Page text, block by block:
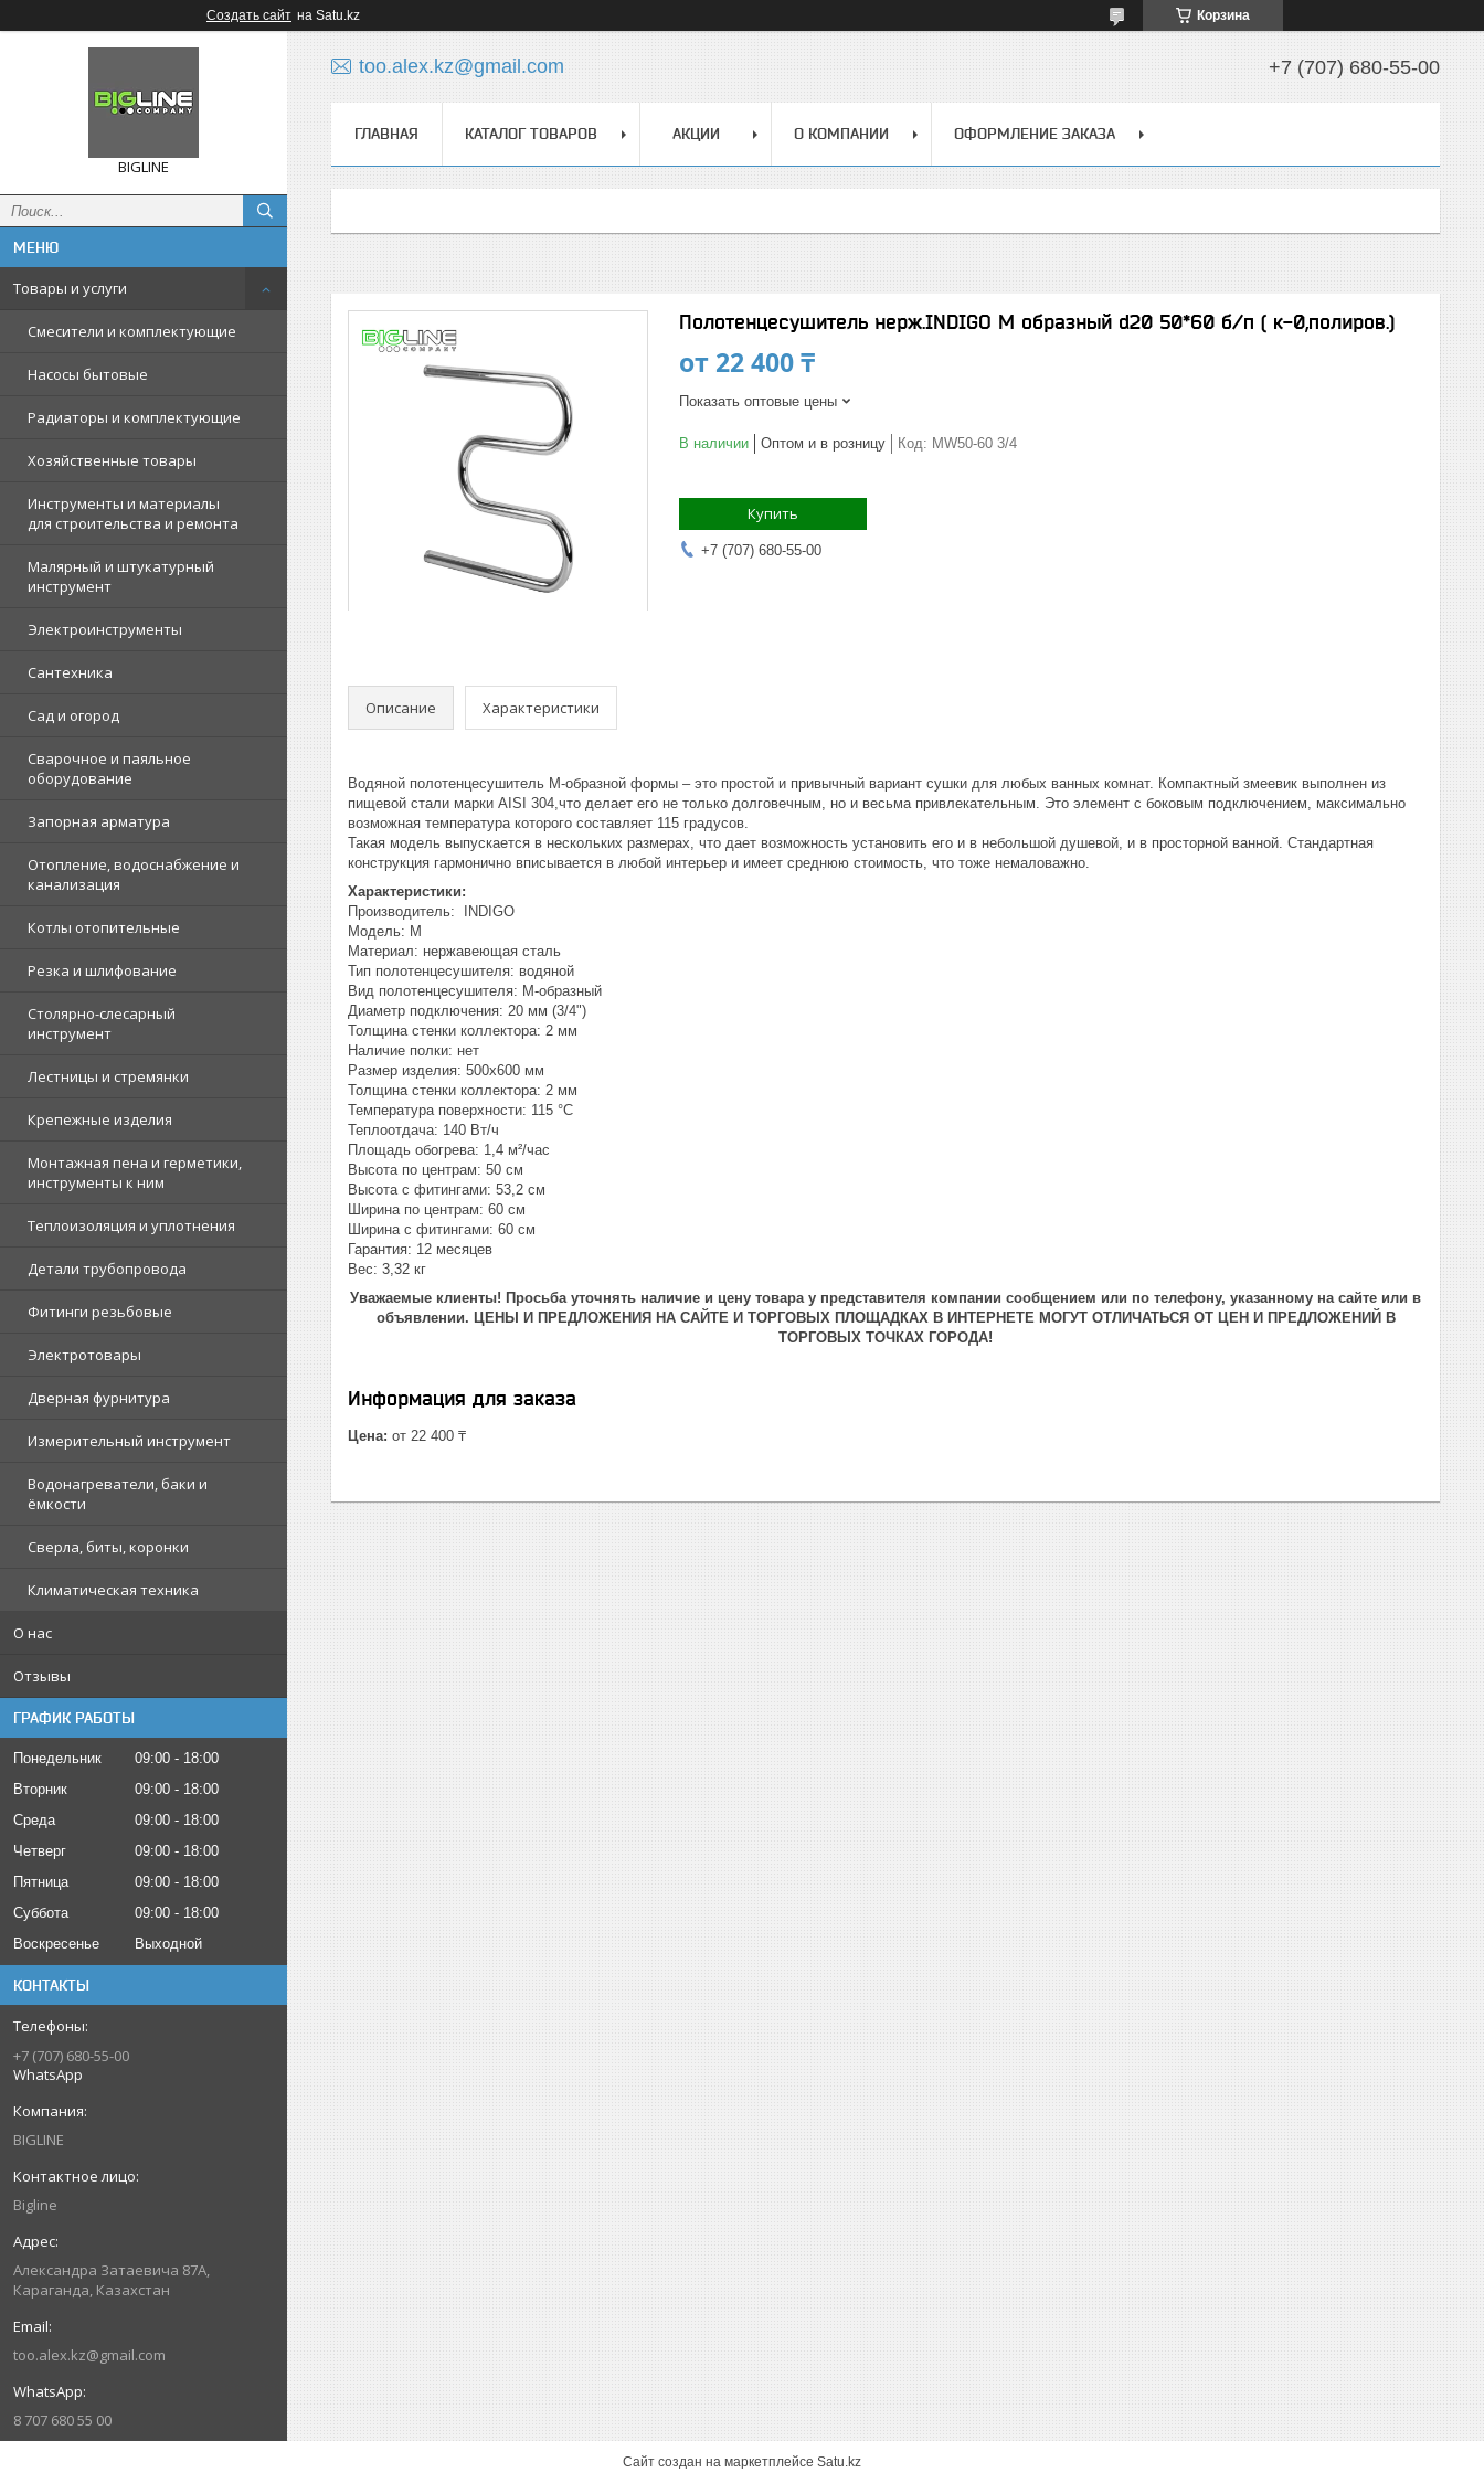
Создать сайт на Satu.kz Корзина
BIGLINE
Товары и услуги
Смесители и комплектующие
Насосы бытовые
Радиаторы и комплектующие
Хозяйственные товары
Инструменты и материалы
для строительства и ремонта
Малярный и штукатурный
инструмент
Электроинструменты
Сантехника
Сад и огород
Сварочное и паяльное
оборудование
Запорная арматура
Отопление, водоснабжение и
канализация
Котлы отопительные
Резка и шлифование
Столярно-слесарный
инструмент
Лестницы и стремянки
Крепежные изделия
Монтажная пена и герметики,
инструменты к ним
Теплоизоляция и уплотнения
Детали трубопровода
Фитинги резьбовые
Электротовары
Дверная фурнитура
Измерительный инструмент
Водонагреватели, баки и
ёмкости
Сверла, биты, коронки
Климатическая техника
О нас
Отзывы
ГРАФИК РАБОТЫ
Понедельник 09:00
18:00
Вторник
09:00
18:00
Среда
09:00
18:00
Четверг
09:00
18:00
Пятница
09:00
18:00
Суббота
09:00
18:00
Воскресенье
Выходной
КОНТАКТЫ
+7 (707) 680-55-00
WhatsApp
BIGLINE
Bigline
Александра Затаевича 87А,
Караганда, Казахстан
too.alex.kz@gmail.com
8 707 680 55 00
too.alex.kz@gmail.com +7 (707) 680-55-00
ГЛАВНАЯ КАТАЛОГ ТОВАРОВ АКЦИИ О КОМПАНИИ ОФОРМЛЕНИЕ ЗАКАЗА
Полотенцесушитель нерж.INDIGO М образный d20 50*60 б/п ( к-0,полиров.)
от 22 400 ₸
Показать оптовые цены
В наличии Оптом и в розницу Код: MW50-60 3/4
Купить
+7 (707) 680-55-00
Описание Характеристики
Водяной полотенцесушитель М-образной формы – это простой и привычный вариант сушки для любых ванных комнат. Компактный змеевик выполнен из
пищевой стали марки AISI 304,что делает его не только долговечным, но и весьма привлекательным. Это элемент с боковым подключением, максимально
возможная температура которого составляет 115 градусов.
Такая модель выпускается в нескольких размерах, что дает возможность установить его и в небольшой душевой, и в просторной ванной. Стандартная
конструкция гармонично вписывается в любой интерьер и имеет среднюю стоимость, что тоже немаловажно.
Характеристики:
Производитель: INDIGO
Модель: M
Материал: нержавеющая сталь
Тип полотенцесушителя: водяной
Вид полотенцесушителя: М-образный
Диаметр подключения: 20 мм (3/4")
Толщина стенки коллектора: 2 мм
Наличие полки: нет
Размер изделия: 500x600 мм
Толщина стенки коллектора: 2 мм
Температура поверхности: 115 °С
Теплоотдача: 140 Вт/ч
Площадь обогрева: 1,4 м²/час
Высота по центрам: 50 см
Высота с фитингами: 53,2 см
Ширина по центрам: 60 см
Ширина с фитингами: 60 см
Гарантия: 12 месяцев
Вес: 3,32 кг
Уважаемые клиенты! Просьба уточнять наличие и цену товара у представителя компании сообщением или по телефону, указанному на сайте или в
объявлении. ЦЕНЫ И ПРЕДЛОЖЕНИЯ НА САЙТЕ И ТОРГОВЫХ ПЛОЩАДКАХ В ИНТЕРНЕТЕ МОГУТ ОТЛИЧАТЬСЯ ОТ ЦЕН И ПРЕДЛОЖЕНИЙ В
ТОРГОВЫХ ТОЧКАХ ГОРОДА!
Информация для заказа
Цена: от 22 400 ₸
Сайт создан на маркетплейсе Satu.kz